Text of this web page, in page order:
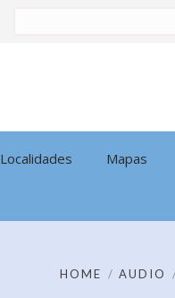
Localidades Mapas
HOME AUDIO